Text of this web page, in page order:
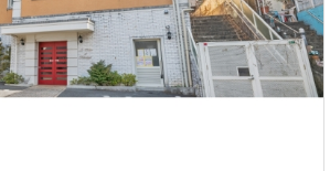
住宅ロー
ンシミュ
レーショ
ン
住まい1プ
ラス（お
役立ちコ
ラム）
売却ガイ
ド